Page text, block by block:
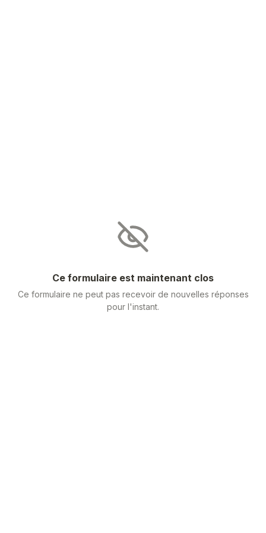
Ce formulaire est maintenant clos
Ce formulaire ne peut pas recevoir de nouvelles réponses
pour l'instant.